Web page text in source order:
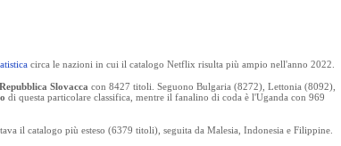
circa le nazioni in cui il catalogo Netflix risulta più ampio nell'anno 2022.
Repubblica Slovacca con 8427 titoli. Seguono Bulgaria (8272), Lettonia (8092),
di questa particolare classifica, mentre il fanalino di coda è l'Uganda con 969
il catalogo più esteso (6379 titoli), seguita da Malesia, Indonesia e Filippine.